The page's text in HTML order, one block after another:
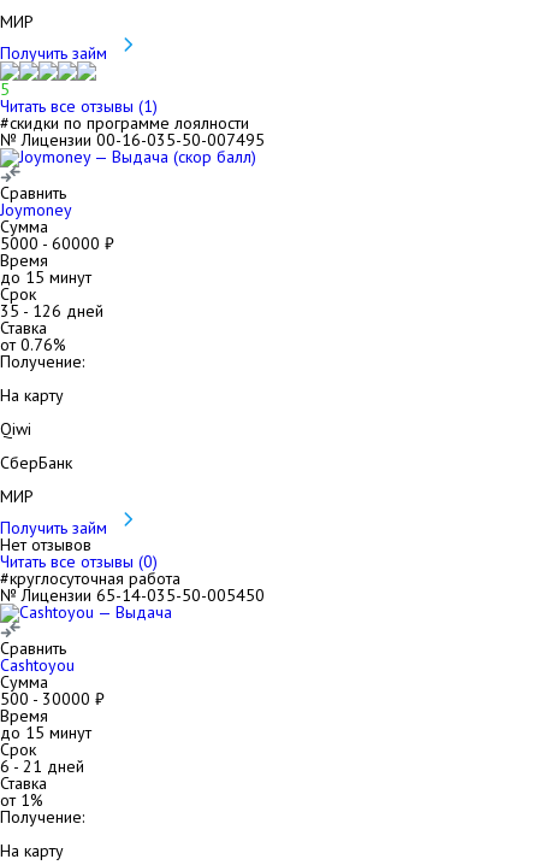
МИР
Получить займ
5
Читать все отзывы (1)
#скидки по программе лоялности
№ Лицензии 00-16-035-50-007495
Сравнить
Joymoney
Сумма
5000 - 60000 ₽
Время
до 15 минут
Срок
35 - 126 дней
Ставка
от0.76%
Получение:
На карту
Qiwi
СберБанк
МИР
Получить займ
Нет отзывов
Читать все отзывы (0)
#круглосуточная работа
№ Лицензии 65-14-035-50-005450
Сравнить
Cashtoyou
Сумма
500 - 30000 ₽
Время
до 15 минут
Срок
6- 21 дней
Ставка
от 1%
Получение:
На карту